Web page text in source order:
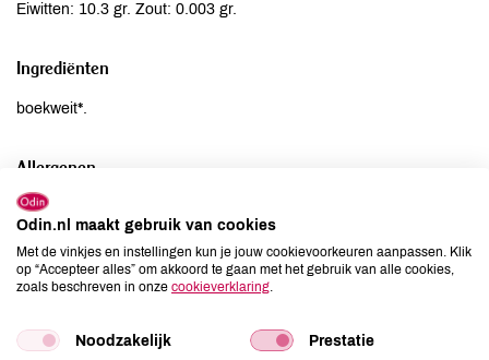
Eiwitten: 10.3 gr. Zout: 0.003 gr.
Ingrediënten
boekweit*.
Allergenen
Aardnoten
Gluten
kan bevatten
Lactose
niet aanwezig
Lupine
niet aanwezig
Mosterd
niet aanwezig
Odin.nl maakt gebruik van cookies
Met de vinkjes en instellingen kun je jouw cookievoorkeuren aanpassen. Klik
op “Accepteer alles” om akkoord te gaan met het gebruik van alle cookies,
zoals beschreven in onze cookieverklaring.
Noodzakelijk Prestatie